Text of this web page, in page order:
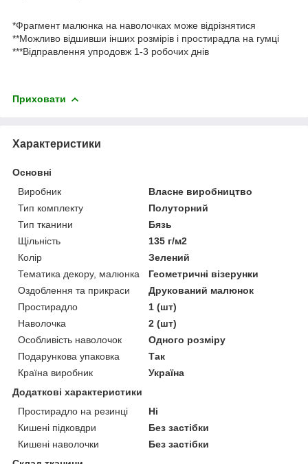
*Фрагмент малюнка на наволочках може відрізнятися
**Можливо відшивши інших розмірів і простирадла на гумці
***Відправлення упродовж 1-3 робочих днів
Приховати
Характеристики
Основні
Виробник
Власне виробництво
Тип комплекту
Полуторний
Тип тканини
Бязь
Щільність
135 г/м2
Колір
Зелений
Тематика декору, малюнка
Геометричні візерунки
Оздоблення та прикраси
Друкований малюнок
Простирадло
1 (шт)
Наволочка
2 (шт)
Особливість наволочок
Одного розміру
Подарункова упаковка
Так
Країна виробник
Україна
Додаткові характеристики
Простирадло на резинці
Ні
Кишені підковдри
Без застібки
Кишені наволочки
Без застібки